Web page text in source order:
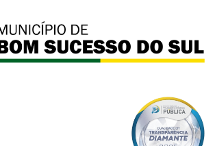
Ferramentas